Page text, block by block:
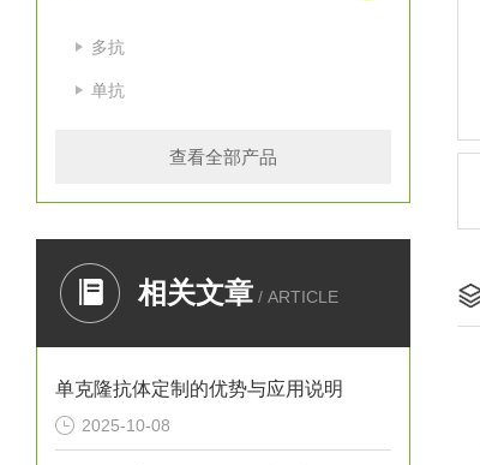
多抗
单抗
查看全部产品
相关文章 / ARTICLE
单克隆抗体定制的优势与应用说明
2025-10-08